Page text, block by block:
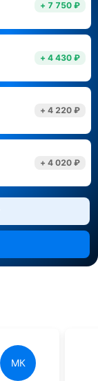
+ 7 750 ₽
+ 4 430 ₽
+ 4 220 ₽
+ 4 020 ₽
МК